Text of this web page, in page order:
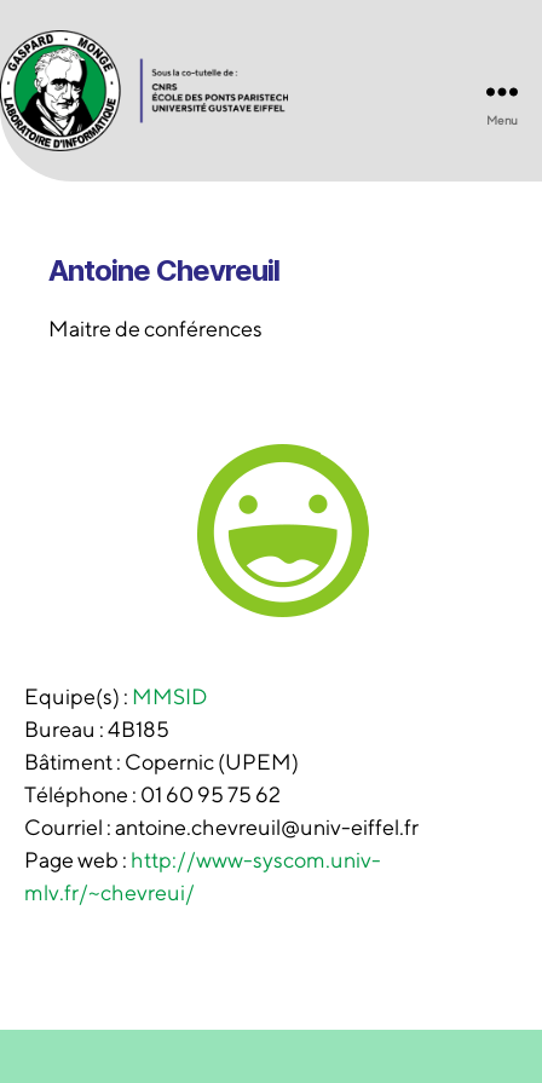
Laboratoire
d'Informatique
Menu
Equipe(s) : MMSID
Bureau :4B185
Bâtiment : Copernic (UPEM)
Téléphone : 01 60 95 75 62
Courriel : antoine.chevreuil@univ-eiffel.fr
Page web : http://www-syscom.univ-
mlv.fr/~chevreui/
Antoine Chevreuil
Maitre de conférences